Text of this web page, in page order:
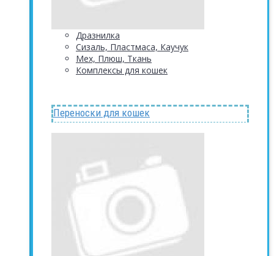
Дразнилка
Сизаль, Пластмаса, Каучук
Мех, Плюш, Ткань
Комплексы для кошек
Переноски для кошек